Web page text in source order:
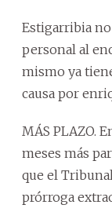
Estigarribia
personal al
mismo ya
causa por
MÁS PLAZO.
meses más
que el
prórroga